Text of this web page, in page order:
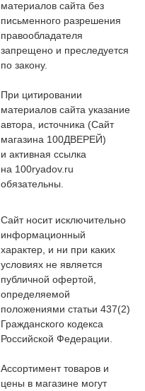
материалов сайта без
письменного разрешения
правообладателя
запрещено и преследуется
по закону.
При цитировании
материалов сайта указание
автора, источника (Сайт
магазина 100ДВЕРЕЙ)
и активная ссылка
на 100ryadov.ru
обязательны.
Сайт носит исключительно
информационный
характер, и ни при каких
условиях не является
публичной офертой,
определяемой
положениями статьи 437(2)
Гражданского кодекса
Российской Федерации.
Ассортимент товаров и
цены в магазине могут